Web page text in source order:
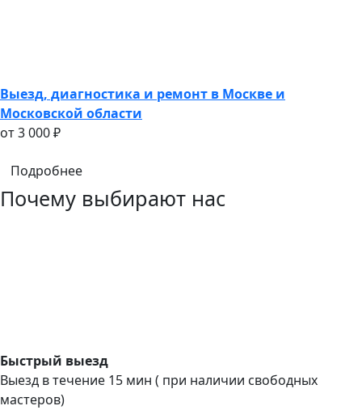
Выезд, диагностика и ремонт в Москве и
Московской области
oт 3 000 ₽
Подробнее
Почему выбирают нас
Быстрый выезд
Выезд в течение 15 мин ( при наличии свободных
мастеров)